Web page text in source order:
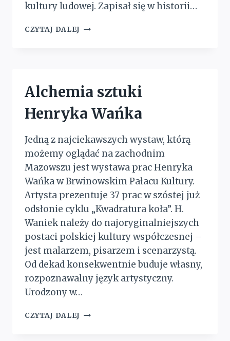
kultury ludowej. Zapisał się w historii…
CZYTAJ DALEJ ANTEK
Alchemia sztuki
Henryka Wańka
Jedną z najciekawszych wystaw, którą
możemy oglądać na zachodnim
Mazowszu jest wystawa prac Henryka
Wańka w Brwinowskim Pałacu Kultury.
Artysta prezentuje 37 prac w szóstej już
odsłonie cyklu „Kwadratura koła”. H.
Waniek należy do najoryginalniejszych
postaci polskiej kultury współczesnej –
jest malarzem, pisarzem i scenarzystą.
Od dekad konsekwentnie buduje własny,
rozpoznawalny język artystyczny.
Urodzony w…
CZYTAJ DALEJ ALCHEMIA